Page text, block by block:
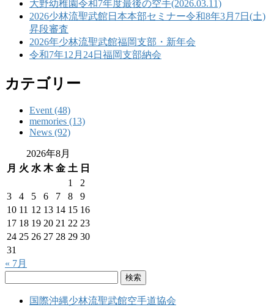
大野幼稚園令和7年度最後の空手(2026.03.11)
2026少林流聖武館日本本部セミナー令和8年3月7日(土)
昇段審査
2026年少林流聖武館福岡支部・新年会
令和7年12月24日福岡支部納会
カテゴリー
Event (48)
memories (13)
News (92)
2026年8月
月 火 水 木 金 土 日
1
2
3
4 5 6 7 8
9
10 11 12 13 14 15 16
17 18 19 20 21 22 23
24 25 26 27 28 29 30
31
« 7月
国際沖縄少林流聖武館空手道協会